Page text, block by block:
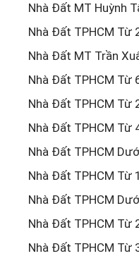
Nhà Đất MT Huỳnh
Nhà Đất TPHCM Từ
Nhà Đất MT Trần
Nhà Đất TPHCM Từ
Nhà Đất TPHCM Từ
Nhà Đất TPHCM Từ
Nhà Đất TPHCM
Nhà Đất TPHCM Từ
Nhà Đất TPHCM
Nhà Đất TPHCM Từ
Nhà Đất TPHCM Từ